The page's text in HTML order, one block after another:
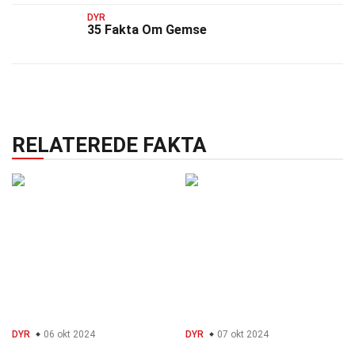
DYR
35 Fakta Om Gemse
RELATEREDE FAKTA
DYR 06 okt 2024 DYR 07 okt 2024